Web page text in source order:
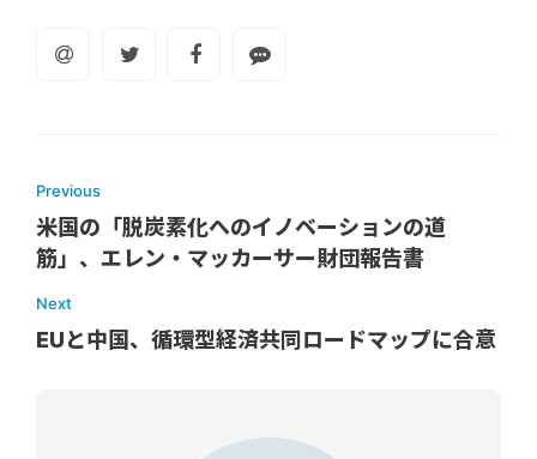
Previous
米国の「脱炭素化へのイノベーションの道
筋」、エレン・マッカーサー財団報告書
Next
EUと中国、循環型経済共同ロードマップに合意